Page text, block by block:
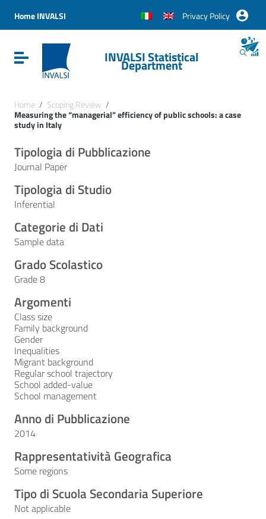
Vai al menu di navigazione
Vai al footer
Home INVALSI Privacy Policy
Attiva / disattiva la navigazioneINVALSI Statistical
Department
Home / Scoping Review /
Measuring the “managerial” efficiency of public schools: a case
study in Italy
Tipologia di Pubblicazione
Journal Paper
Tipologia di Studio
Inferential
Categorie di Dati
Sample data
Grado Scolastico
Grade 8
Argomenti
Class size
Family background
Gender
Inequalities
Migrant background
Regular school trajectory
School added-value
School management
Anno di Pubblicazione
2014
Rappresentatività Geografica
Some regions
Tipo di Scuola Secondaria Superiore
Not applicable